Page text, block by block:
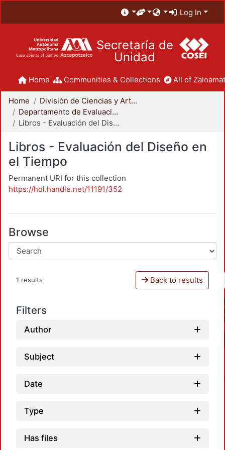
Log In
Secretaría de
Unidad
Home Communities & Collections All of
Home
División de Ciencias y Artes para el Diseño
Departamento de Evaluación del Diseño en el Tiempo
Libros - Evaluación del Diseño en el Tiempo
Libros - Evaluación del Diseño en
el Tiempo
Permanent URI for this collection
https://hdl.handle.net/11191/352
Browse
1 results Back to results
Filters
Author
Subject
Date
Type
Has files